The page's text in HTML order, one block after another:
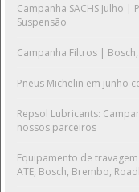
Campanha SACHS Julho |
Suspensão
Campanha Filtros |
Pneus Michelin em junho
Repsol Lubricants:
nossos parceiros
Equipamento de
ATE, Bosch, Brembo,